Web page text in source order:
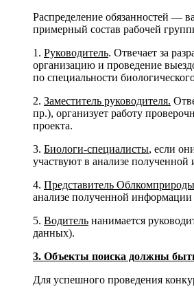
Распределение обязанностей —
примерный состав рабочей
1. Руководитель. Отвечает за
организацию и проведение
по специальности
2. Заместитель руководителя.
пр.), организует работу
проекта.
3. Биологи-специалисты, если
участвуют в анализе
4. Представитель Облкомприроды
анализе полученной информации
5. Водитель нанимается
данных).
3. Объекты поиска должны
Для успешного проведения